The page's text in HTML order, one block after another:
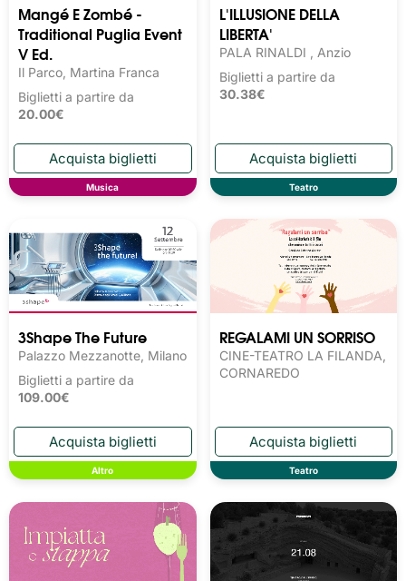
Mangé E Zombé -
Traditional Puglia Event
V Ed.
Il Parco, Martina Franca
Biglietti a partire da
20.00€
Musica
L'ILLUSIONE DELLA
LIBERTA'
PALA RINALDI , Anzio
Biglietti a partire da
30.38€
Teatro
3Shape The Future
Palazzo Mezzanotte, Milano
Biglietti a partire da
109.00€
Altro
REGALAMI UN SORRISO
CINE-TEATRO LA FILANDA,
CORNAREDO
Teatro